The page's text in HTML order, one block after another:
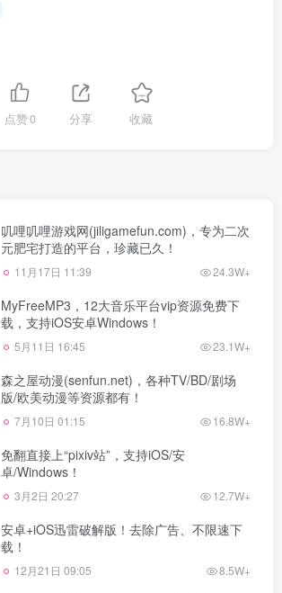
点赞0 分享 收藏
叽哩叽哩游戏网(jiligamefun.com)，专为二次
元肥宅打造的平台，珍藏已久！
11月17日 11:39 24.3W+
MyFreeMP3，12大音乐平台vip资源免费下
载，支持iOS安卓Windows！
5月11日 16:45 23.1W+
森之屋动漫(senfun.net)，各种TV/BD/剧场
版/欧美动漫等资源都有！
7月10日 01:15 16.8W+
免翻直接上“pixiv站”，支持iOS/安
卓/Windows！
3月2日 20:27 12.7W+
安卓+iOS迅雷破解版！去除广告、不限速下
载！
12月21日 09:05 8.5W+